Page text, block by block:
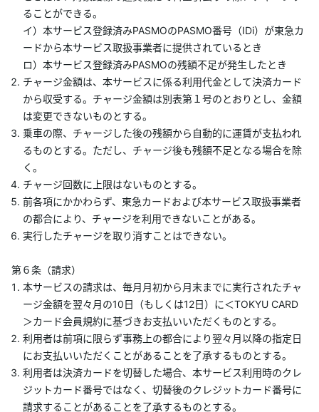
ることができる。
イ）本サービス登録済みPASMOのPASMO番号（IDi）が東急カ
ードから本サービス取扱事業者に提供されているとき
ロ）本サービス登録済みPASMOの残額不足が発生したとき
チャージ金額は、本サービスに係る利用代金として決済カード
から収受する。チャージ金額は別表第１号のとおりとし、金額
は変更できないものとする。
乗車の際、チャージした後の残額から自動的に運賃が支払われ
るものとする。ただし、チャージ後も残額不足となる場合を除
く。
チャージ回数に上限はないものとする。
前各項にかかわらず、東急カードおよび本サービス取扱事業者
の都合により、チャージを利用できないことがある。
実行したチャージを取り消すことはできない。
第６条（請求）
本サービスの請求は、毎月月初から月末までに実行されたチャ
ージ金額を翌々月の10日（もしくは12日）に＜TOKYU CARD
＞カード会員規約に基づきお支払いいただくものとする。
利用者は前項に限らず事務上の都合により翌々月以降の指定日
にお支払いいただくことがあることを了承するものとする。
利用者は決済カードを切替した場合、本サービス利用時のクレ
ジットカード番号ではなく、切替後のクレジットカード番号に
請求することがあることを了承するものとする。